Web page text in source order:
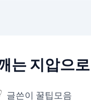
는 지압으
글쓴이 꿀팁모음